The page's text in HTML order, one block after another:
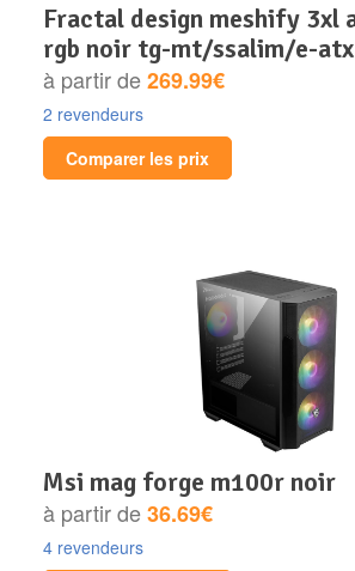
fractal design meshify 3xl ambience p
rgb noir tg-mt/ssalim/e-atx
à partir de269.99€
2 revendeurs
Comparer les prix
msi mag forge m100r noir
à partir de36.69€
4 revendeurs